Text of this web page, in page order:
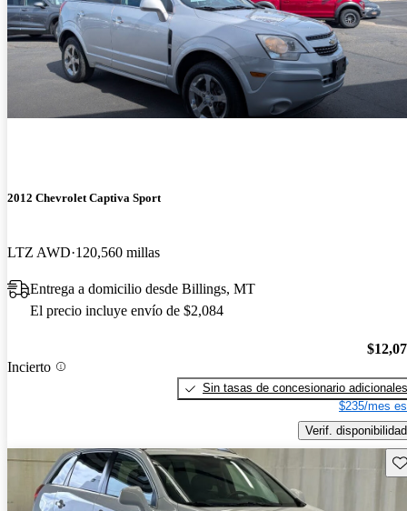
2012 Chevrolet Captiva Sport
LTZ AWD 120,560 millas
Entrega a domicilio desde Billings, MT
El precio incluye envío de $2,084
Incierto
Sin tasas de concesionario adicionales
$235/mes
Verif. disponibilidad